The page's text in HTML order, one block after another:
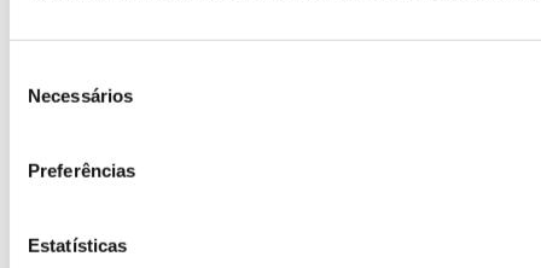
Necessários
Preferências
Estatísticas